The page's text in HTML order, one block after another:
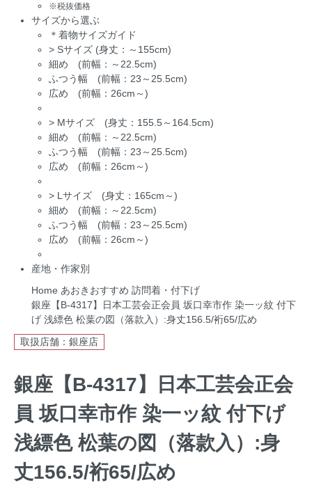
※税抜価格
サイズから選ぶ
＊着物サイズガイド
> Sサイズ (身丈：～155cm)
細め (前幅：～22.5cm)
ふつう幅 (前幅：23～25.5cm)
広め (前幅：26cm～)
> Mサイズ (身丈：155.5～164.5cm)
細め (前幅：～22.5cm)
ふつう幅 (前幅：23～25.5cm)
広め (前幅：26cm～)
> Lサイズ (身丈：165cm～)
細め (前幅：～22.5cm)
ふつう幅 (前幅：23～25.5cm)
広め (前幅：26cm～)
産地・作家別
Home あおきおすすめ 訪問着・付下げ
銀座【B-4317】日本工芸会正会員 坂口幸市作 染一ッ紋 付下
げ 浅縹色 松葉の図（落款入）:身丈156.5/裄65/広め
取扱店舗：銀座店
銀座【B-4317】日本工芸会正会
員 坂口幸市作 染一ッ紋 付下げ
浅縹色 松葉の図（落款入）:身
丈156.5/裄65/広め